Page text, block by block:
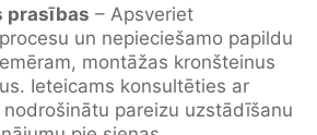
prasības – Apsveriet
un nepieciešamo papildu
montāžas kronšteinus
Ieteicams konsultēties ar
pareizu uzstādīšanu